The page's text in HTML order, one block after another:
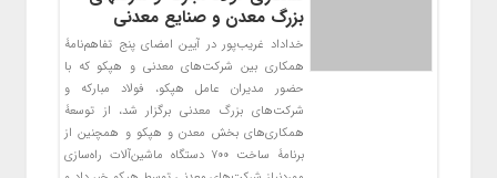
بزرگ معدن و صنایع معدنی
خداداد غریب‌پور در آیین امضای پنج تفاهم‌نامۀ
همکاری بین شرکت‌های معدنی و هپکو که با
حضور مدیران عامل هپکو، فولاد مبارکه و
شرکت‌های بزرگ معدنی برگزار شد، از توسعۀ
همکاری‌های بخش معدن و هپکو و همچنین از
برنامۀ ساخت 700 دستگاه ماشین‌آلات راه‌سازی